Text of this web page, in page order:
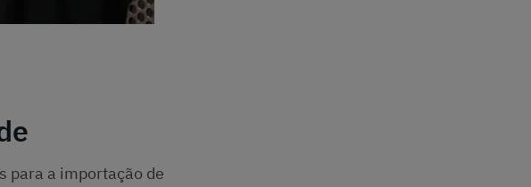
para a importação de